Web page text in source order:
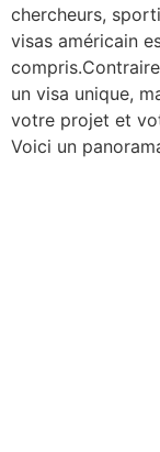
chercheurs,
visas américain
un visa unique,
votre projet et
Voici un